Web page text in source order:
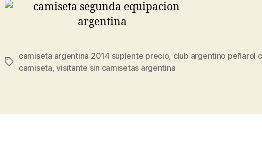
Etiquetas
camiseta argentina 2014 suplente precio, club argentino peñarol
camiseta,visitante sin camisetas argentina